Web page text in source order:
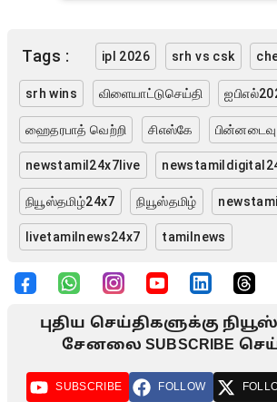
Tags : ipl 2026 srh vs csk
srh wins விளையாட்டுசெய்தி
ஹைதரபாத் வெற்றி சிஎஸ்கே பின்னடைவு
newstamil24x7live
நியூஸ்தமிழ்24x7 நியூஸ்தமிழ்
livetamilnews24x7 tamilnews
புதிய செய்திகளுக்கு நியூஸ்
சேனலை SUBSCRIBE
SUBSCRIBE FOLLOW